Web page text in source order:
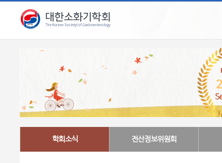
학회소식 전산정보위원회